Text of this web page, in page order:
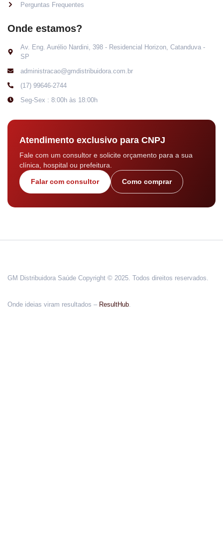
Perguntas Frequentes
Onde estamos?
Av. Eng. Aurélio Nardini, 398 - Residencial Horizon, Catanduva -
SP
administracao@gmdistribuidora.com.br
(17) 99646-2744
Seg-Sex : 8:00h às 18:00h
Atendimento exclusivo para CNPJ
Fale com um consultor e solicite orçamento para a sua
clínica, hospital ou prefeitura.
Falar com consultor Como comprar
GM Distribuidora Saúde Copyright © 2025. Todos direitos reservados.
Onde ideias viram resultados – ResultHub.